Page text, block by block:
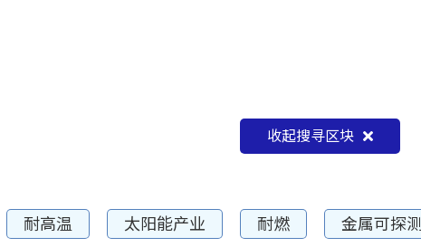
收起搜寻区块
耐高温 太阳能产业 耐燃 金属可探测